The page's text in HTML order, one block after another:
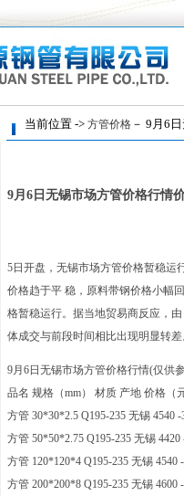
当前位置 -> 方管价格 － 9月6
9月6日无锡市场方管价格行情
5日开盘，无锡市场方管价格暂稳运
价格趋于平 稳，原料带钢价格小幅
格暂稳运行。据当地贸易商反应，
体成交与前段时间相比出现明显转
9月6日无锡市场方管价格行情(仅供
品名 规格（mm） 材质 产地 价格（
方管 30*30*2.5 Q195-235 无锡 4540
方管 50*50*2.75 Q195-235 无锡
方管 120*120*4 Q195-235 无锡 4540
方管 200*200*8 Q195-235 无锡 4600